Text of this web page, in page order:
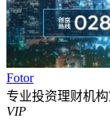
Fotor
专业投资理财机
VIP